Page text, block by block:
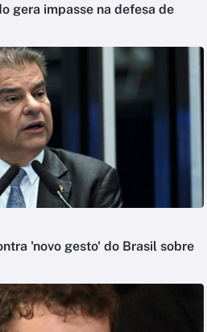
gera impasse na defesa de
'novo gesto' do Brasil sobre